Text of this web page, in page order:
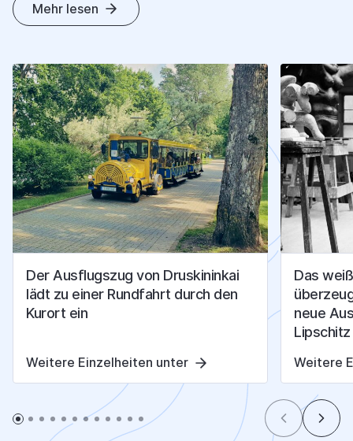
Mehr lesen
Der Ausflugszug von Druskininkai
lädt zu einer Rundfahrt durch den
Kurort ein
Weitere Einzelheiten unter
Das
neue
Weitere